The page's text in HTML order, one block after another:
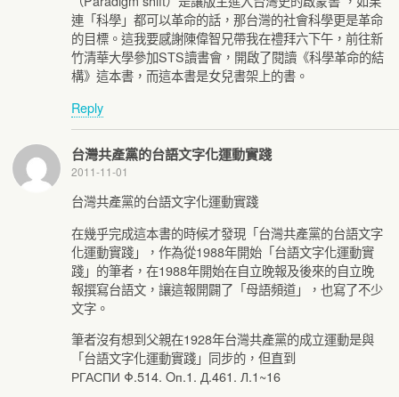
連「科學」都可以革命的話，那台灣的社會科學更是革命
的目標。這我要感謝陳偉智兄帶我在禮拜六下午，前往新
竹清華大學參加STS讀書會，開啟了閱讀《科學革命的結
構》這本書，而這本書是女兒書架上的書。
Reply
台灣共產黨的台語文字化運動實踐
2011-11-01
台灣共產黨的台語文字化運動實踐
在幾乎完成這本書的時候才發現「台灣共產黨的台語文字
化運動實踐」，作為從1988年開始「台語文字化運動實
踐」的筆者，在1988年開始在自立晚報及後來的自立晚
報撰寫台語文，讓這報開闢了「母語頻道」，也寫了不少
文字。
筆者沒有想到父親在1928年台灣共產黨的成立運動是與
「台語文字化運動實踐」同步的，但直到
РГАСПИ Φ.514. Οп.1. Д.461. Л.1~16